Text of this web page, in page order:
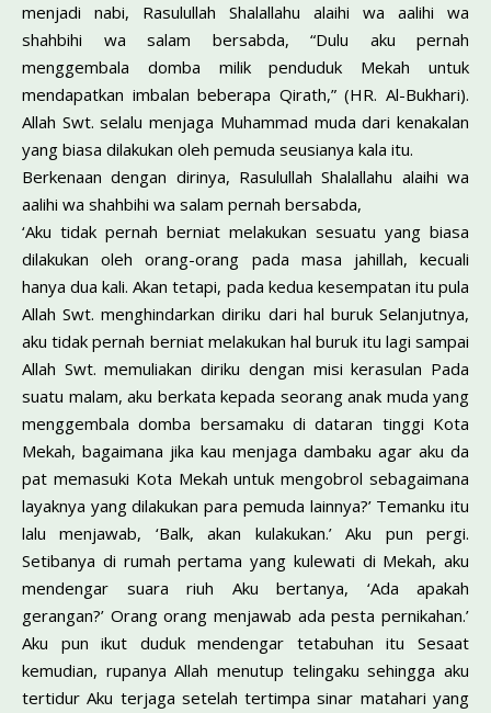
menjadi nabi, Rasulullah Shalallahu alaihi wa aalihi wa
shahbihi wa salam bersabda, “Dulu aku pernah
menggembala domba milik penduduk Mekah untuk
mendapatkan imbalan beberapa Qirath,” (HR. Al-Bukhari).
Allah Swt. selalu menjaga Muhammad muda dari kenakalan
yang biasa dilakukan oleh pemuda seusianya kala itu.
Berkenaan dengan dirinya, Rasulullah Shalallahu alaihi wa
aalihi wa shahbihi wa salam pernah bersabda,
‘Aku tidak pernah berniat melakukan sesuatu yang biasa
dilakukan oleh orang-orang pada masa jahillah, kecuali
hanya dua kali. Akan tetapi, pada kedua kesempatan itu pula
Allah Swt. menghindarkan diriku dari hal buruk Selanjutnya,
aku tidak pernah berniat melakukan hal buruk itu lagi sampai
Allah Swt. memuliakan diriku dengan misi kerasulan Pada
suatu malam, aku berkata kepada seorang anak muda yang
menggembala domba bersamaku di dataran tinggi Kota
Mekah, bagaimana jika kau menjaga dambaku agar aku da
pat memasuki Kota Mekah untuk mengobrol sebagaimana
layaknya yang dilakukan para pemuda lainnya?’ Temanku itu
lalu menjawab, ‘Balk, akan kulakukan.’ Aku pun pergi.
Setibanya di rumah pertama yang kulewati di Mekah, aku
mendengar suara riuh Aku bertanya, ‘Ada apakah
gerangan?’ Orang orang menjawab ada pesta pernikahan.’
Aku pun ikut duduk mendengar tetabuhan itu Sesaat
kemudian, rupanya Allah menutup telingaku sehingga aku
tertidur Aku terjaga setelah tertimpa sinar matahari yang